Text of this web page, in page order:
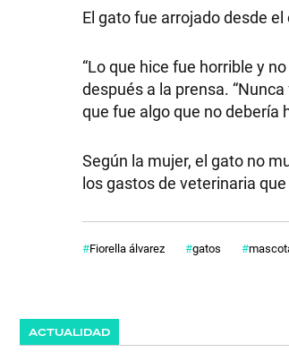
El gato fue arrojado desde
“Lo que hice fue horrible y
después a la prensa.
que fue algo que no debería
Según la mujer, el gato no
los gastos de veterinaria
Fiorella álvarez gatos
ACTUALIDAD